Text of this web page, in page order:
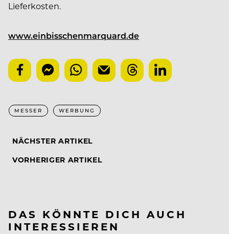
Lieferkosten.
www.einbisschenmarquard.de
MESSER WERBUNG
NÄCHSTER ARTIKEL
VORHERIGER ARTIKEL
DAS KÖNNTE DICH AUCH
INTERESSIEREN